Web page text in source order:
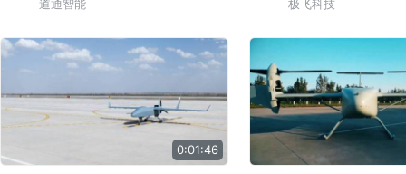
道通智能 极飞科技
0:01:46